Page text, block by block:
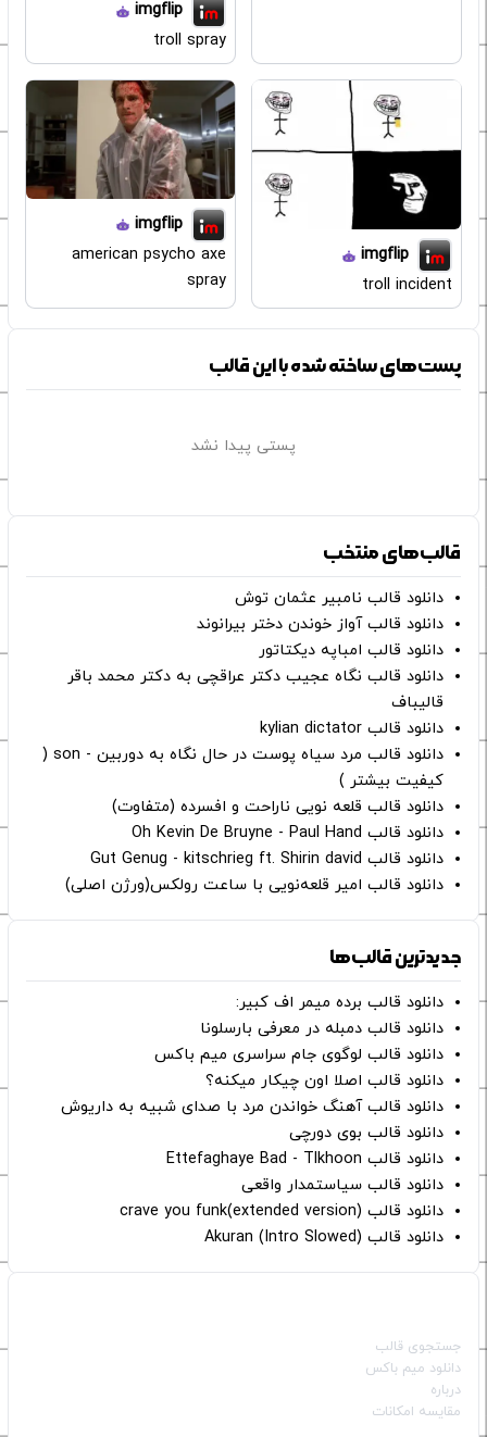
imgflip
troll spray
imgflip
troll incident
imgflip
american psycho axe
spray
پست‌های ساخته شده با این قالب
پستی پیدا نشد
قالب‌های منتخب
دانلود قالب نامبیر عثمان ‌توش
دانلود قالب آواز خوندن دختر بیرانوند
دانلود قالب امباپه دیکتاتور
دانلود قالب نگاه عجیب دکتر عراقچی به دکتر محمد باقر
قالیباف
دانلود قالب kylian dictator
دانلود قالب مرد سیاه پوست در حال نگاه به دوربین - son (
کیفیت بیشتر )
دانلود قالب قلعه نویی ناراحت و افسرده (متفاوت)
دانلود قالب Oh Kevin De Bruyne - Paul Hand
دانلود قالب Gut Genug - kitschrieg ft. Shirin david
دانلود قالب امیر قلعه‌نویی با ساعت رولکس(ورژن اصلی)
جدیدترین قالب‌ها
دانلود قالب برده میمر اف کبیر:
دانلود قالب دمبله در معرفی بارسلونا
دانلود قالب لوگوی جام سراسری میم باکس
دانلود قالب اصلا اون چیکار میکنه؟
دانلود قالب آهنگ خواندن مرد با صدای شبیه به داریوش
دانلود قالب بوی دورچی
دانلود قالب Ettefaghaye Bad - Tlkhoon
دانلود قالب سیاستمدار واقعی
دانلود قالب crave you funk(extended version)
دانلود قالب (Intro Slowed) Akuran
جستجوی قالب
دانلود میم باکس
درباره
مقایسه امکانات